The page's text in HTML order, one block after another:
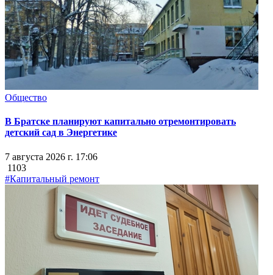
Общество
В Братске планируют капитально отремонтировать
детский сад в Энергетике
7 августа 2026 г. 17:06
1103
#Капитальный ремонт